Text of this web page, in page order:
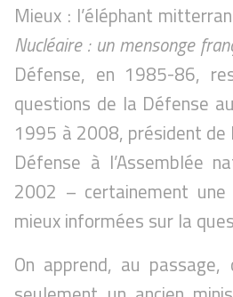
Mieux : l’éléphant
Nucléaire : un mensonge
Défense, en 1985-86,
questions de la Défense
1995 à 2008, président de
Défense à l’Assemblée
2002 – certainement
mieux informées sur la
On apprend, au passage,